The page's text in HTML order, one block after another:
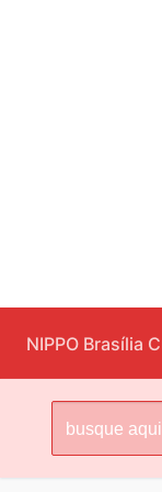
para
o
conteúdo
NIPPO Brasília
por: